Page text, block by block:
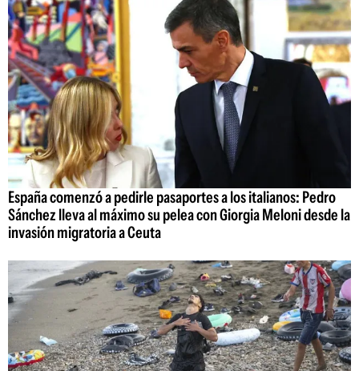
España comenzó a pedirle pasaportes a los italianos: Pedro
Sánchez lleva al máximo su pelea con Giorgia Meloni desde la
invasión migratoria a Ceuta